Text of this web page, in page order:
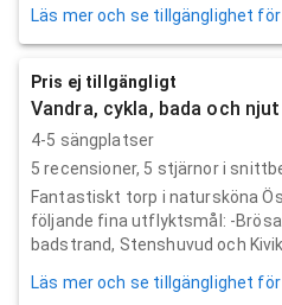
Läs mer och se tillgänglighet
Pris ej tillgängligt
Vandra, cykla, bada och
4-5 sängplatser
5 recensioner, 5 stjärnor i
Fantastiskt torp i natursköna
följande fina utflyktsmål: -
badstrand, Stenshuvud och Kivik
Läs mer och se tillgänglighet